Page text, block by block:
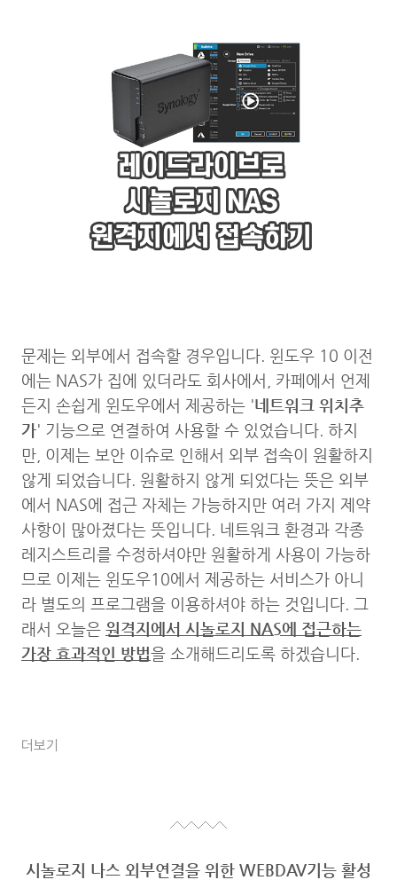
문제는 외부에서 접속할 경우입니다. 윈도우 10 이전
에는 NAS가 집에 있더라도 회사에서, 카페에서 언제
든지 손쉽게 윈도우에서 제공하는 '네트워크 위치추
가' 기능으로 연결하여 사용할 수 있었습니다. 하지
만, 이제는 보안 이슈로 인해서 외부 접속이 원활하지
않게 되었습니다. 원활하지 않게 되었다는 뜻은 외부
에서 NAS에 접근 자체는 가능하지만 여러 가지 제약
사항이 많아졌다는 뜻입니다. 네트워크 환경과 각종
레지스트리를 수정하셔야만 원활하게 사용이 가능하
므로 이제는 윈도우10에서 제공하는 서비스가 아니
라 별도의 프로그램을 이용하셔야 하는 것입니다. 그
래서 오늘은 원격지에서 시놀로지 NAS에 접근하는
가장 효과적인 방법을 소개해드리도록 하겠습니다.
더보기
시놀로지 나스 외부연결을 위한 WEBDAV기능 활성